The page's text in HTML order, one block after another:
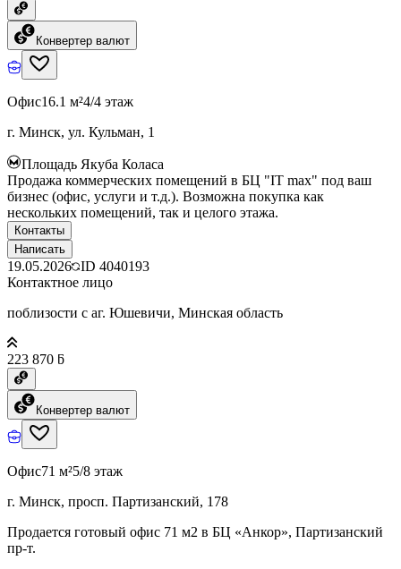
Конвертер валют
Офис16.1 м²4/4 этаж
г. Минск, ул. Кульман, 1
Площадь Якуба Коласа
Продажа коммерческих помещений в БЦ "IT max" под ваш
бизнес (офис, услуги и т.д.). Возможна покупка как
нескольких помещений, так и целого этажа.
Контакты
Написать
19.05.2026 ID 4040193
Контактное лицо
поблизости с аг. Юшевичи, Минская область
223 870 ƃ
Конвертер валют
Офис71 м²5/8 этаж
г. Минск, просп. Партизанский, 178
Продается готовый офис 71 м2 в БЦ «Анкор», Партизанский
пр-т.